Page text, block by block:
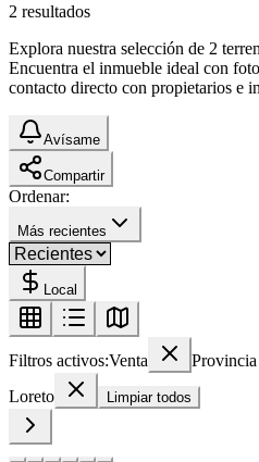
2 resultados
Explora nuestra selección de 2
Encuentra el inmueble ideal con
contacto directo con propietarios e
Avísame
Compartir
Ordenar:
Más recientes
Local
Filtros activos:Venta
Provincia
Loreto
Limpiar todos